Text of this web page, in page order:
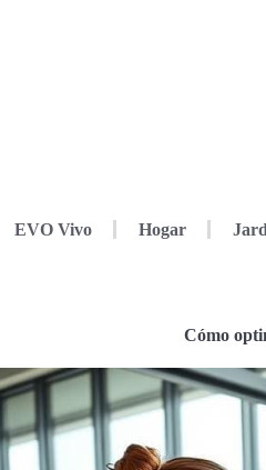
EVO Vivo Hogar
Cómo